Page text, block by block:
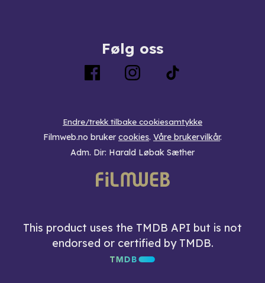
Følg oss
Endre/trekk tilbake cookiesamtykke
Filmweb.no bruker cookies. Våre brukervilkår.
Adm. Dir: Harald Løbak Sæther
This product uses the TMDB API but is not
endorsed or certified by TMDB.